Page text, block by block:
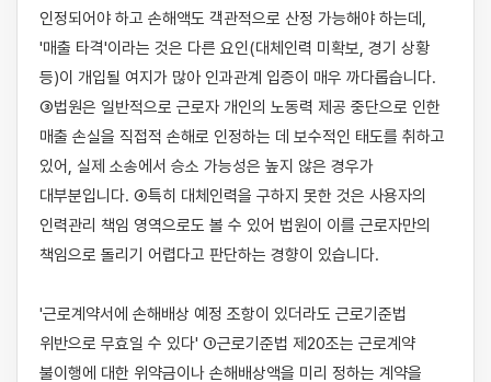
인정되어야 하고 손해액도 객관적으로 산정 가능해야 하는데,
'매출 타격'이라는 것은 다른 요인(대체인력 미확보, 경기 상황
등)이 개입될 여지가 많아 인과관계 입증이 매우 까다롭습니다.
③법원은 일반적으로 근로자 개인의 노동력 제공 중단으로 인한
매출 손실을 직접적 손해로 인정하는 데 보수적인 태도를 취하고
있어, 실제 소송에서 승소 가능성은 높지 않은 경우가
대부분입니다. ④특히 대체인력을 구하지 못한 것은 사용자의
인력관리 책임 영역으로도 볼 수 있어 법원이 이를 근로자만의
책임으로 돌리기 어렵다고 판단하는 경향이 있습니다.
'근로계약서에 손해배상 예정 조항이 있더라도 근로기준법
위반으로 무효일 수 있다' ①근로기준법 제20조는 근로계약
불이행에 대한 위약금이나 손해배상액을 미리 정하는 계약을